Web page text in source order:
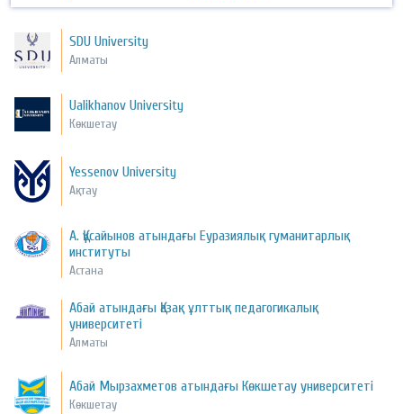
SDU University
Алматы
Ualikhanov University
Көкшетау
Yessenov University
Ақтау
А. Құсайынов атындағы Еуразиялық гуманитарлық
институты
Астана
Абай атындағы Қазақ ұлттық педагогикалық
университеті
Алматы
Абай Мырзахметов атындағы Көкшетау университеті
Көкшетау